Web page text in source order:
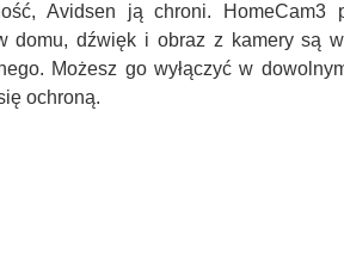
Avidsen ją chroni. HomeCam3
domu, dźwięk i obraz z kamery są
Możesz go wyłączyć w
ochroną.